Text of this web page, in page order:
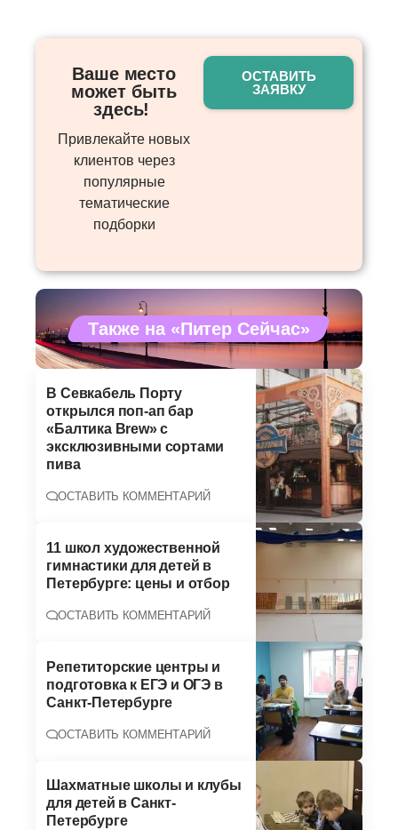
Ваше место
может быть
здесь! ​
Привлекайте новых
клиентов через
популярные
тематические
подборки
ОСТАВИТЬ
ЗАЯВКУ
Также на «Питер Сейчас»
В Севкабель Порту
открылся поп-ап бар
«Балтика Brew» с
эксклюзивными сортами
пива
ОСТАВИТЬ КОММЕНТАРИЙ
11 школ художественной
гимнастики для детей в
Петербурге: цены и отбор
ОСТАВИТЬ КОММЕНТАРИЙ
Репетиторские центры и
подготовка к ЕГЭ и ОГЭ в
Санкт-Петербурге
ОСТАВИТЬ КОММЕНТАРИЙ
Шахматные школы и клубы
для детей в Санкт-
Петербурге